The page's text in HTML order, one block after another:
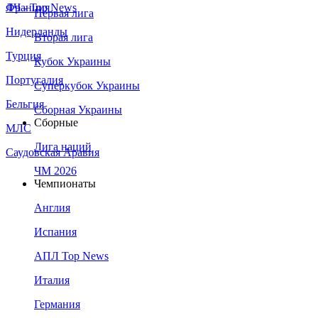
Франция
Нидерланды
Турция
Португалия
Бельгия
МЛС
Саудовская Аравия
ЛЧ - Top News
Первая лига
Вторая лига
Кубок Украины
Суперкубок Украины
Сборная Украины
Сборные
Лига наций
ЧМ 2026
Чемпионаты
Англия
Испания
АПЛ Top News
Италия
Германия